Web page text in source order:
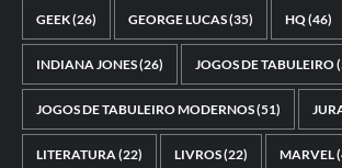
GEEK(26) GEORGE LUCAS(35) HQ(46)
INDIANA JONES(26) JOGOS DE TABULEIRO
JOGOS DE TABULEIRO MODERNOS(51)
LITERATURA(22) LIVROS(22) MARVEL